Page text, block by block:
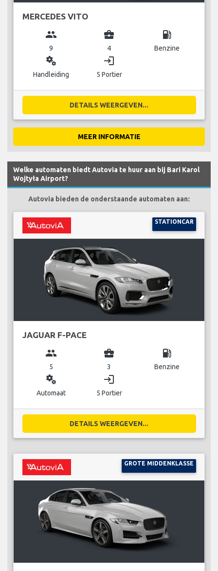
MERCEDES VITO
group
9
business_center
4
local_gas_station
Benzine
miscellaneous_services
Handleiding
login
5 Portier
DETAILS WEERGEVEN...
MEER INFORMATIE
Welke automaten biedt Autovia te huur aan bij Bari Karol
Wojtyła Airport?
Autovia bieden de onderstaande automaten aan:
STATIONCAR
JAGUAR F-PACE
group
5
business_center
3
local_gas_station
Benzine
miscellaneous_services
Automaat
login
5 Portier
DETAILS WEERGEVEN...
GROTE MIDDENKLASSE